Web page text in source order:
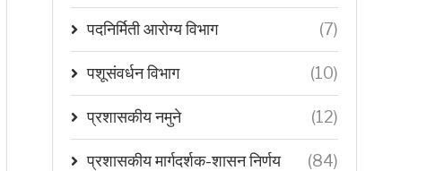
पदनिर्मिती आरोग्य विभाग (7)
पशूसंवर्धन विभाग (10)
प्रशासकीय नमुने (12)
प्रशासकीय मार्गदर्शक-शासन निर्णय (84)